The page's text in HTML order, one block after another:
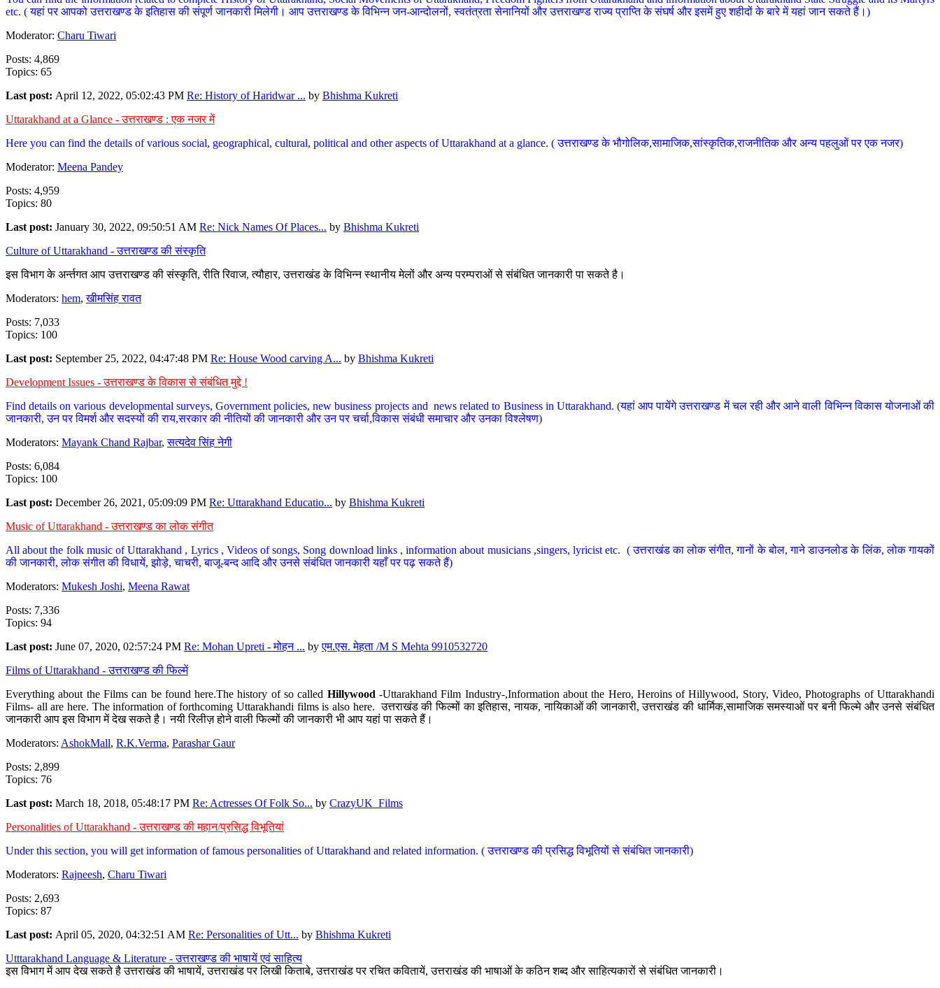
etc. ( यहां पर आपको उत्तराखण्ड के इतिहास की संपूर्ण जानकारी मिलेगी। आप उत्तराखण्ड के विभिन्न जन-आन्दोलनों, स्वतंत्रता सेनानियों और उत्तराखण्ड राज्य प्राप्ति के संघर्ष और इसमें हुए शहीदों के बारे में यहां जान सकते हैं।)
Moderator: Charu Tiwari
Posts: 4,869
Topics: 65
Last post: April 12, 2022, 05:02:43 PM Re: History of Haridwar ... by Bhishma Kukreti
Uttarakhand at a Glance - उत्तराखण्ड : एक नजर में
Here you can find the details of various social, geographical, cultural, political and other aspects of Uttarakhand at a glance. ( उत्तराखण्ड के भौगोलिक,सामाजिक,सांस्कृतिक,राजनीतिक और अन्य पहलुओं पर एक नजर)
Moderator: Meena Pandey
Posts: 4,959
Topics: 80
Last post: January 30, 2022, 09:50:51 AM Re: Nick Names Of Places... by Bhishma Kukreti
Culture of Uttarakhand - उत्तराखण्ड की संस्कृति
इस विभाग के अर्न्तगत आप उत्तराखण्ड की संस्कृति, रीति रिवाज, त्यौहार, उत्तराखंड के विभिन्न स्थानीय मेलों और अन्य परम्पराओं से संबंधित जानकारी पा सकते है।
Moderators: hem,खीमसिंह रावत
Posts: 7,033
Topics: 100
Last post: September 25, 2022, 04:47:48 PM Re: House Wood carving A... by Bhishma Kukreti
Development Issues - उत्तराखण्ड के विकास से संबंधित मुद्दे !
Find details on various developmental surveys, Government policies, new business projects and news related to Business in Uttarakhand. (यहां आप पायेंगे उत्तराखण्ड में चल रही और आने वाली विभिन्न विकास योजनाओं की
जानकारी, उन पर विमर्श और सदस्यों की राय,सरकार की नीतियों की जानकारी और उन पर चर्चा,विकास संबंधी समाचार और उनका विश्लेषण)
Moderators: Mayank Chand Rajbar,सत्यदेव सिंह नेगी
Posts: 6,084
Topics: 100
Last post: December 26, 2021, 05:09:09 PM Re: Uttarakhand Educatio... by Bhishma Kukreti
Music of Uttarakhand - उत्तराखण्ड का लोक संगीत
All about the folk music of Uttarakhand , Lyrics , Videos of songs, Song download links , information about musicians ,singers, lyricist etc. ( उत्तराखंड का लोक संगीत, गानों के बोल, गाने डाउनलोड के लिंक, लोक गायकों
की जानकारी, लोक संगीत की विधायें, झोड़े, चाचरी, बाजू-बन्द आदि और उनसे संबंधित जानकारी यहाँ पर पढ़ सकते हैं)
Moderators: Mukesh Joshi, Meena Rawat
Posts: 7,336
Topics: 94
Last post: June 07, 2020, 02:57:24 PM Re: Mohan Upreti - मोहन ... byएम.एस. मेहता /M S Mehta 9910532720
Films of Uttarakhand - उत्तराखण्ड की फिल्में
Everything about the Films can be found here.The history of so called Hillywood-Uttarakhand Film Industry-,Information about the Hero, Heroins of Hillywood, Story, Video, Photographs of Uttarakhandi
Films- all are here. The information of forthcoming Uttarakhandi films is also here. उत्तराखंड की फिल्मों का इतिहास, नायक, नायिकाओं की जानकारी, उत्तराखंड की धार्मिक,सामाजिक समस्याओं पर बनी फिल्मे और उनसे संबंधित
जानकारी आप इस विभाग में देख सकते है। नयी रिलीज़ होने वाली फिल्मों की जानकारी भी आप यहां पा सकते हैं।
Moderators: AshokMall, R.K.Verma, Parashar Gaur
Posts: 2,899
Topics: 76
Last post: March 18, 2018, 05:48:17 PM Re: Actresses Of Folk So... by CrazyUK_Films
Personalities of Uttarakhand - उत्तराखण्ड की महान/प्रसिद्ध विभूतियां
Under this section, you will get information of famous personalities of Uttarakhand and related information. ( उत्तराखण्ड की प्रसिद्ध विभूतियों से संबंधित जानकारी)
Moderators: Rajneesh, Charu Tiwari
Posts: 2,693
Topics: 87
Last post: April 05, 2020, 04:32:51 AM Re: Personalities of Utt... by Bhishma Kukreti
Utttarakhand Language & Literature - उत्तराखण्ड की भाषायें एवं साहित्य
इस विभाग में आप देख सकते है उत्तराखंड की भाषायें, उत्तराखंड पर लिखी किताबे, उत्तराखंड पर रचित कवितायें, उत्तराखंड की भाषाओं के कठिन शब्द और साहित्यकारों से संबंधित जानकारी।